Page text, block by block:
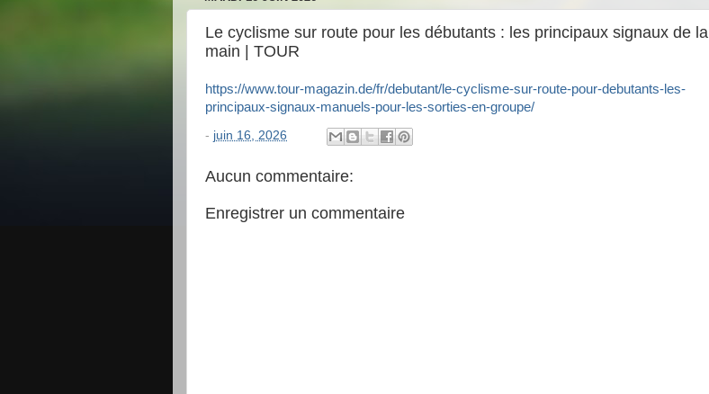
Le cyclisme sur route pour les débutants : les principaux signaux de la
main | TOUR
https://www.tour-magazin.de/fr/debutant/le-cyclisme-sur-route-pour-debutants-les-
principaux-signaux-manuels-pour-les-sorties-en-groupe/
- juin 16, 2026
Aucun commentaire:
Enregistrer un commentaire